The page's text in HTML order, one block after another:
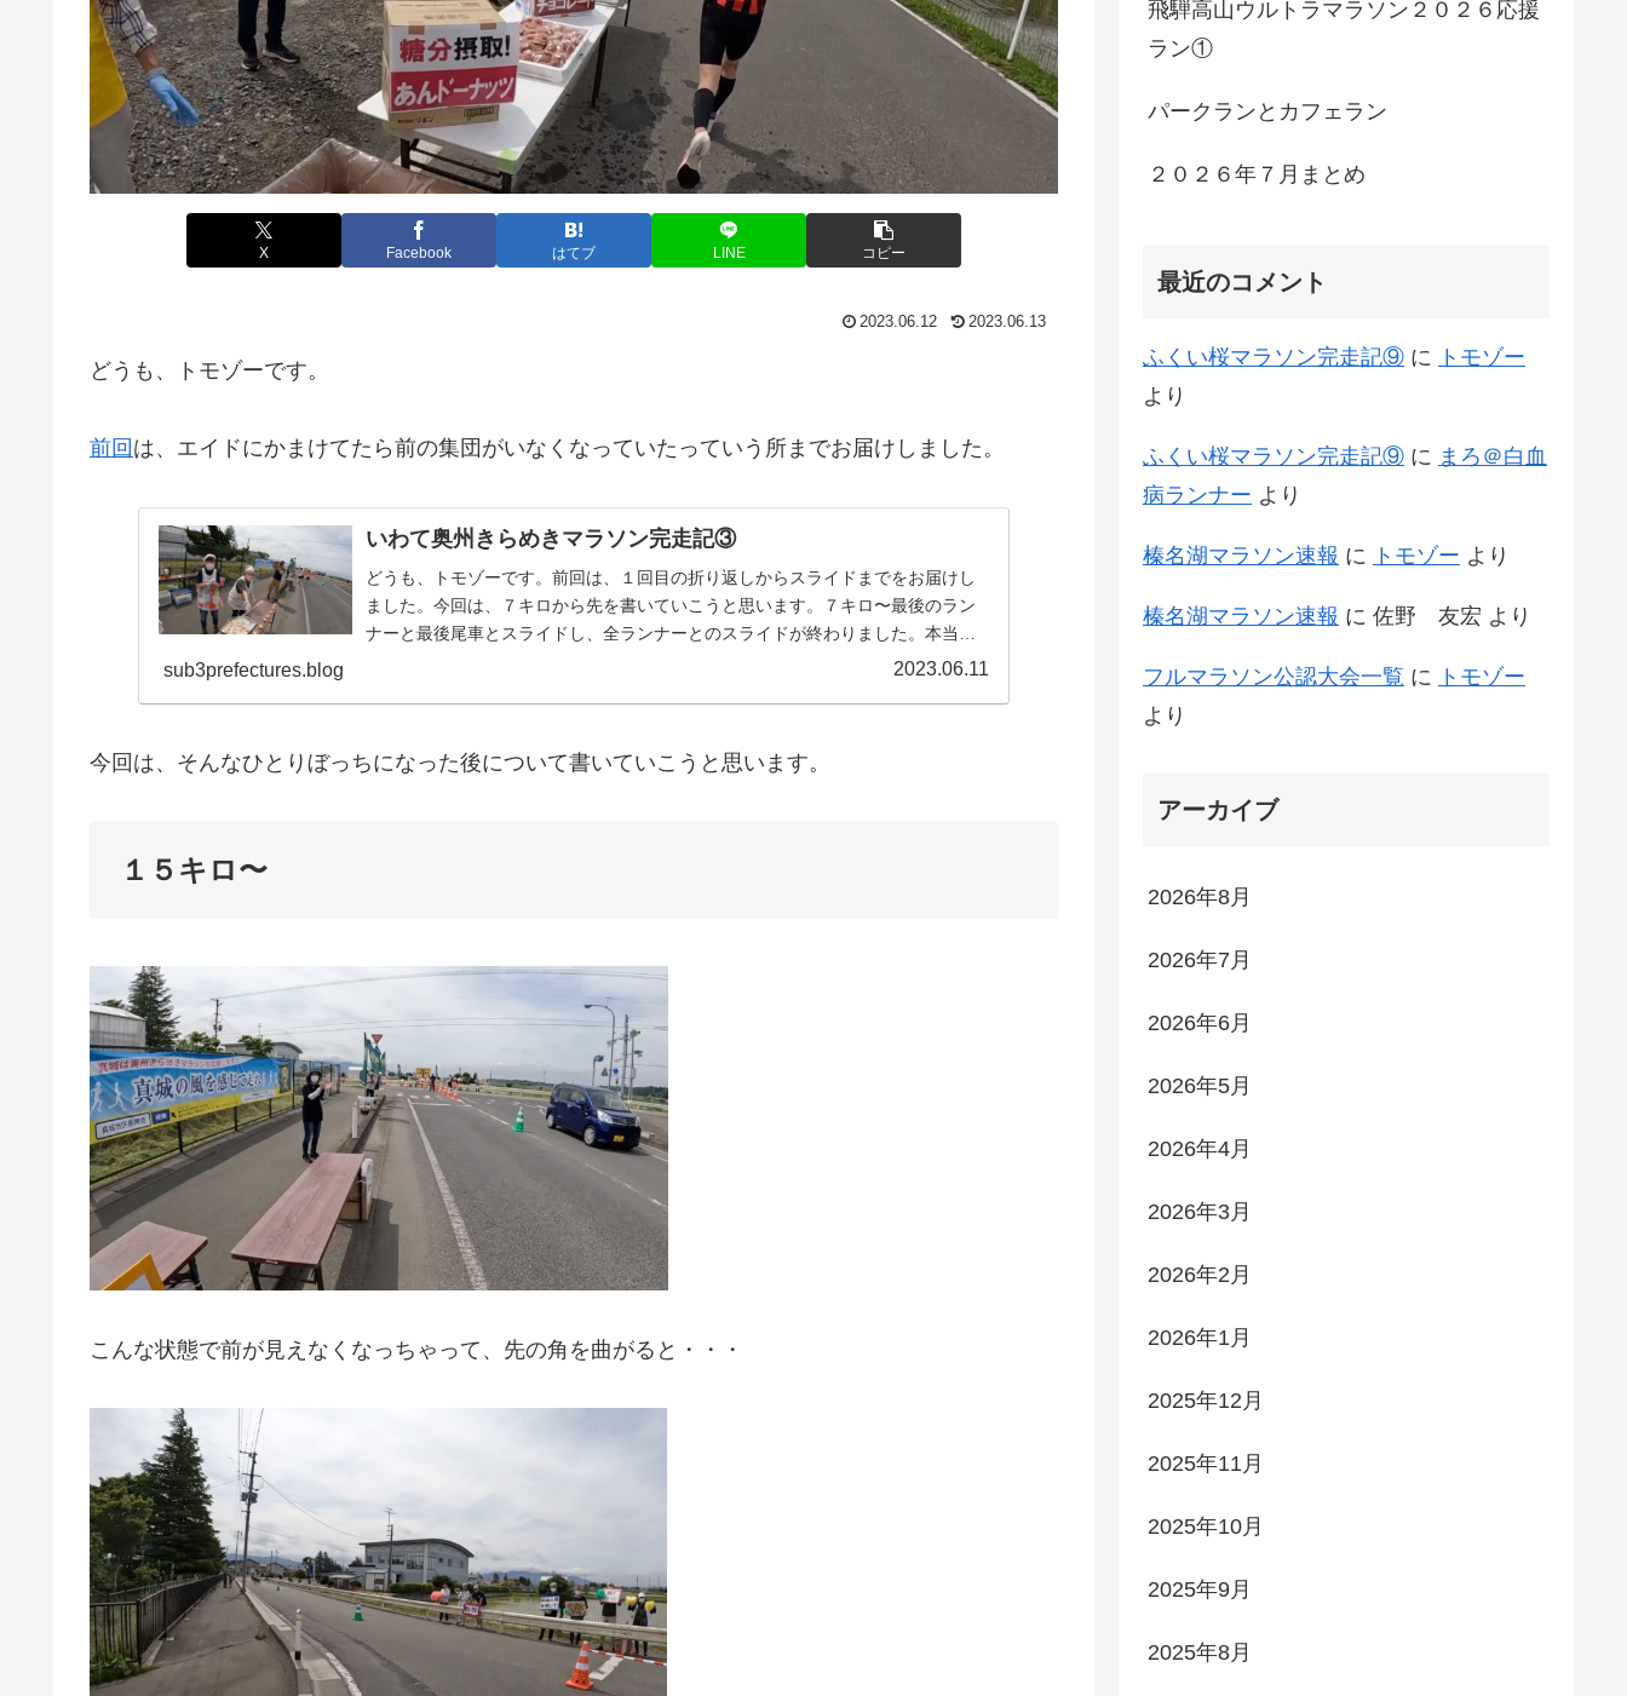
X Facebook はてブ LINE コピー
2023.06.12 2023.06.13
どうも、トモゾーです。
前回 は、エイドにかまけてたら前の集団がいなくなっていたっていう所までお届けしました。
いわて奥州きらめきマラソン完走記③
どうも、トモゾーです。前回は、１回目の折り返しからスライドまでをお届けし
ました。今回は、７キロから先を書いていこうと思います。７キロ〜最後のラン
ナーと最後尾車とスライドし、全ランナーとのスライドが終わりました。本当の
sub3prefectures.blog 2023.06.11
今回は、そんなひとりぼっちになった後について書いていこうと思います。
１５キロ〜
こんな状態で前が見えなくなっちゃって、先の角を曲がると・・・
飛騨高山ウルトラマラソン２０２６応援
ラン①
パークランとカフェラン
２０２６年７月まとめ
最近のコメント
ふくい桜マラソン完走記⑨ に
トモゾー
より
ふくい桜マラソン完走記⑨ に まろ＠白血
病ランナー より
榛名湖マラソン速報 に トモゾー より
榛名湖マラソン速報 に 佐野 友宏 より
フルマラソン公認大会一覧 に
トモゾー
より
アーカイブ
2026年8月
2026年7月
2026年6月
2026年5月
2026年4月
2026年3月
2026年2月
2026年1月
2025年12月
2025年11月
2025年10月
2025年9月
2025年8月